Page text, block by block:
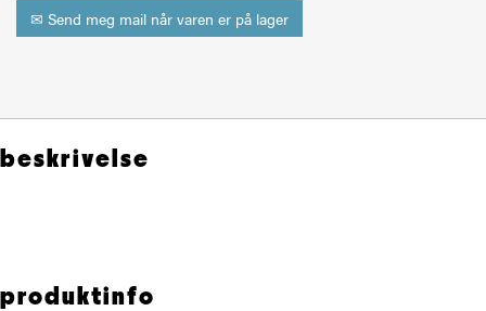
✉ Send meg mail når varen er på lager
beskrivelse
produktinfo